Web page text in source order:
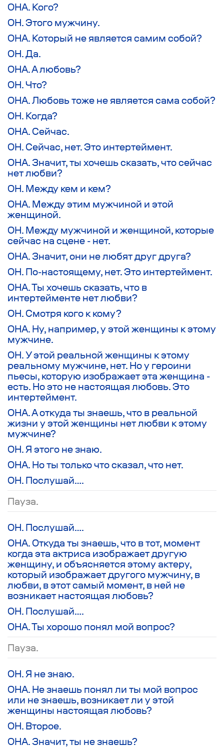
ОНА. Кого?
ОН. Этого мужчину.
ОНА. Который не является самим собой?
ОН. Да.
ОНА. А любовь?
ОН. Что?
ОНА. Любовь тоже не является сама собой?
ОН. Когда?
ОНА. Сейчас.
ОН. Сейчас, нет. Это интертеймент.
ОНА. Значит, ты хочешь сказать, что сейчас
нет любви?
ОН. Между кем и кем?
ОНА. Между этим мужчиной и этой
женщиной.
ОН. Между мужчиной и женщиной, которые
сейчас на сцене - нет.
ОНА. Значит, они не любят друг друга?
ОН. По-настоящему, нет. Это интертеймент.
ОНА. Ты хочешь сказать, что в
интертейменте нет любви?
ОН. Смотря кого к кому?
ОНА. Ну, например, у этой женщины к этому
мужчине.
ОН. У этой реальной женщины к этому
реальному мужчине, нет. Но у героини
пьесы, которую изображает эта женщина -
есть. Но это не настоящая любовь. Это
интертеймент.
ОНА. А откуда ты знаешь, что в реальной
жизни у этой женщины нет любви к этому
мужчине?
ОН. Я этого не знаю.
ОНА. Но ты только что сказал, что нет.
ОН. Послушай….
Пауза.
ОН. Послушай….
ОНА. Откуда ты знаешь, что в тот, момент
когда эта актриса изображает другую
женщину, и объясняется этому актеру,
который изображает другого мужчину, в
любви, в этот самый момент, в ней не
возникает настоящая любовь?
ОН. Послушай….
ОНА. Ты хорошо понял мой вопрос?
Пауза.
ОН. Я не знаю.
ОНА. Не знаешь понял ли ты мой вопрос
или не знаешь, возникает ли у этой
женщины настоящая любовь?
ОН. Второе.
ОНА. Значит, ты не знаешь?